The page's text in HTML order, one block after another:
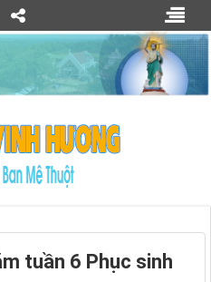
tuần 6 Phục sinh